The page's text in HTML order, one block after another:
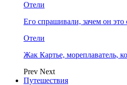
Отели
Его спрашивали, зачем он
Отели
Жак Картье, мореплаватель,
Prev Next
Путешествия